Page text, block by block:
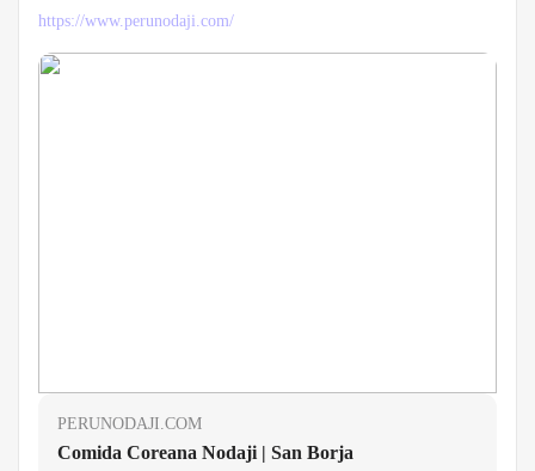
https://www.perunodaji.com/
PERUNODAJI.COM
Comida Coreana Nodaji | San Borja